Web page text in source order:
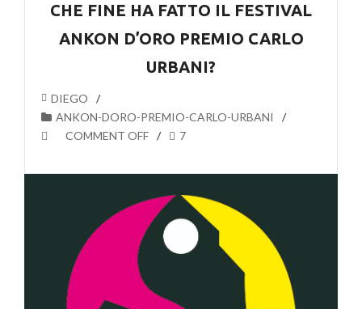
CHE FINE HA FATTO IL FESTIVAL
ANKON D’ORO PREMIO CARLO
URBANI?
DIEGO
ANKON-DORO-PREMIO-CARLO-URBANI
COMMENT OFF
7